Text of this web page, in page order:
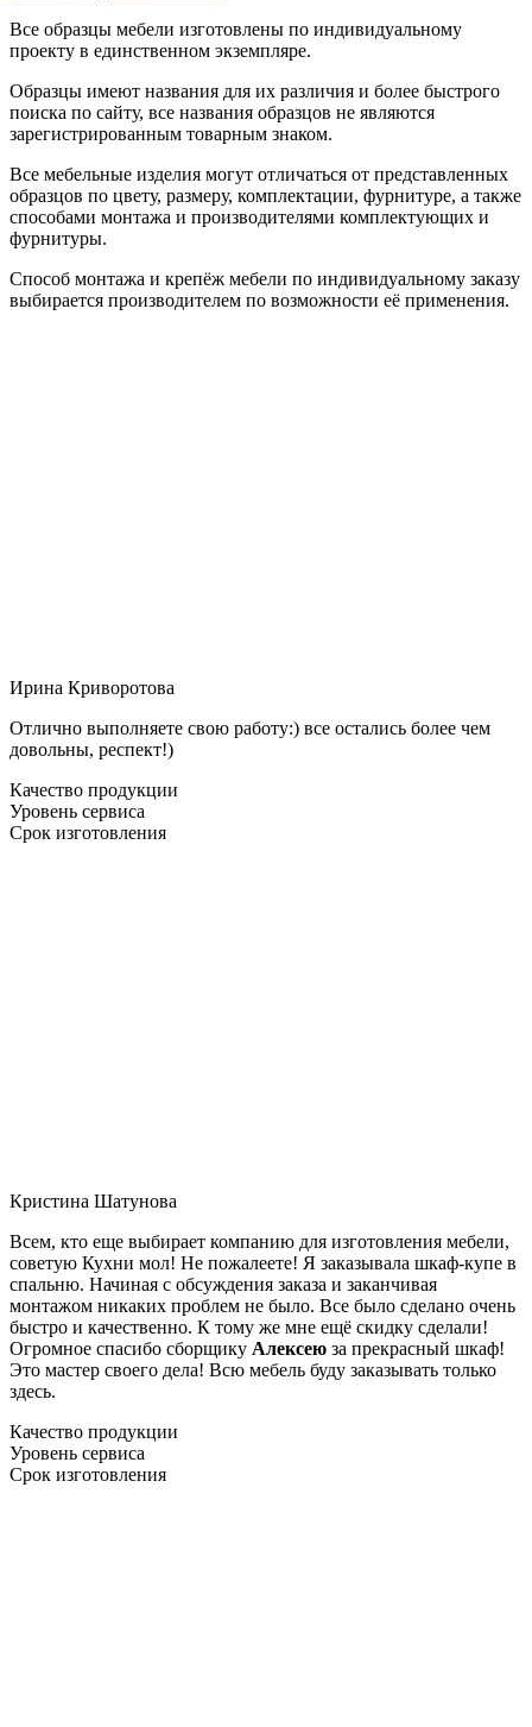
Все образцы мебели изготовлены по индивидуальному
проекту в единственном экземпляре.
Образцы имеют названия для их различия и более быстрого
поиска по сайту, все названия образцов не являются
зарегистрированным товарным знаком.
Все мебельные изделия могут отличаться от представленных
образцов по цвету, размеру, комплектации, фурнитуре, а также
способами монтажа и производителями комплектующих и
фурнитуры.
Способ монтажа и крепёж мебели по индивидуальному заказу
выбирается производителем по возможности её применения.
Ирина Криворотова
Отлично выполняете свою работу:) все остались более чем
довольны, респект!)
Качество продукции
Уровень сервиса
Срок изготовления
Кристина Шатунова
Всем, кто еще выбирает компанию для изготовления мебели,
советую Кухни мол! Не пожалеете! Я заказывала шкаф-купе в
спальню. Начиная с обсуждения заказа и заканчивая
монтажом никаких проблем не было. Все было сделано очень
быстро и качественно. К тому же мне ещё скидку сделали!
Огромное спасибо сборщику Алексею за прекрасный шкаф!
Это мастер своего дела! Всю мебель буду заказывать только
здесь.
Качество продукции
Уровень сервиса
Срок изготовления